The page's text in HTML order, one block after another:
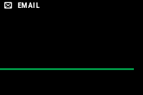
EMAIL